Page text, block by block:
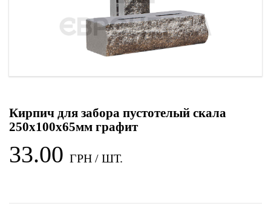
Кирпич для забора пустотелый скала
250x100x65мм графит
33.00